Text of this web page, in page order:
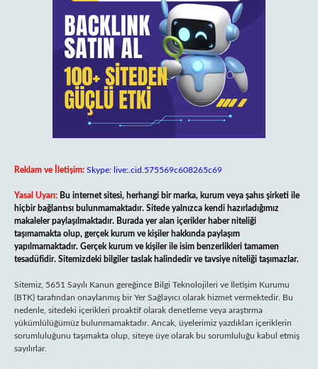
Reklam ve İletişim: Skype: live:.cid.575569c608265c69
Yasal Uyarı: Bu internet sitesi, herhangi bir marka, kurum veya şahıs şirketi ile
hiçbir bağlantısı bulunmamaktadır. Sitede yalnızca kendi hazırladığımız
makaleler paylaşılmaktadır. Burada yer alan içerikler haber niteliği
taşımamakta olup, gerçek kurum ve kişiler hakkında paylaşım
yapılmamaktadır. Gerçek kurum ve kişiler ile isim benzerlikleri tamamen
tesadüfidir. Sitemizdeki bilgiler taslak halindedir ve tavsiye niteliği taşımazlar.
Sitemiz, 5651 Sayılı Kanun gereğince Bilgi Teknolojileri ve İletişim Kurumu
(BTK) tarafından onaylanmış bir Yer Sağlayıcı olarak hizmet vermektedir. Bu
nedenle, sitedeki içerikleri proaktif olarak denetleme veya araştırma
yükümlülüğümüz bulunmamaktadır. Ancak, üyelerimiz yazdıkları içeriklerin
sorumluluğunu taşımakta olup, siteye üye olarak bu sorumluluğu kabul etmiş
sayılırlar.